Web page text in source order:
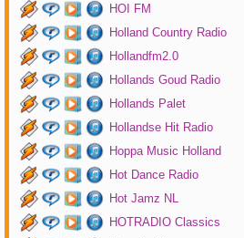
HOI FM
Holland Country Radio
Hollandfm2.0
Hollands Goud Radio
Hollands Palet
Hollandse Hit Radio
Hoppa Music Holland
Hot Dance Radio
Hot Jamz NL
HOTRADIO Classics